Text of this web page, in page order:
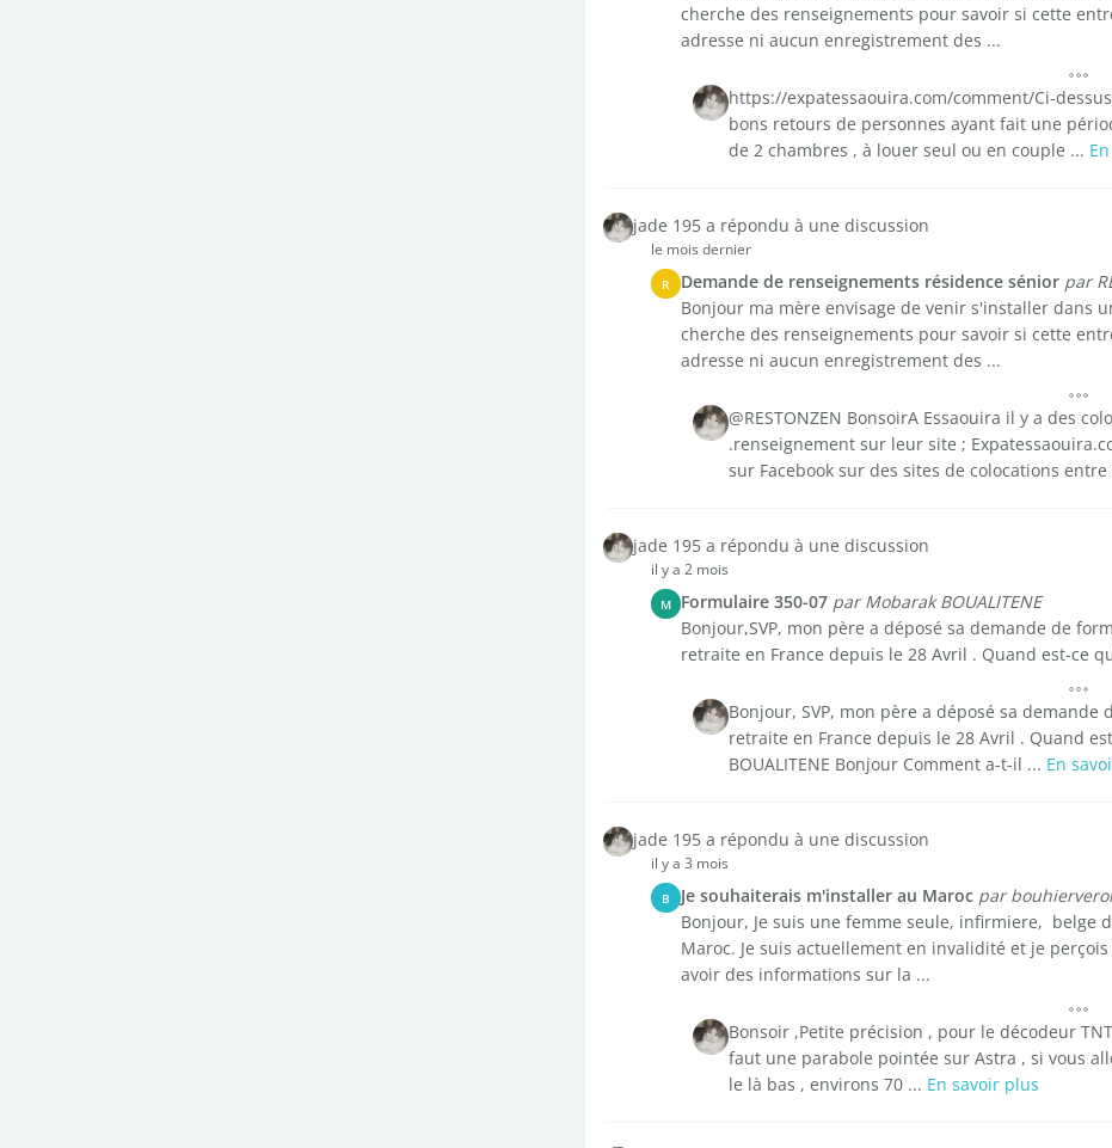
cherche des renseignements pour savoir si cette
adresse ni aucun enregistrement des ...
https://expatessaouira.com/comment/Ci-
bons retours de personnes ayant fait une
de 2 chambres , à louer seul ou en couple ...
jade 195 a répondu à une discussion
le mois dernier
R Demande de renseignements résidence sénior par
Bonjour ma mère envisage de venir s'installer dans
cherche des renseignements pour savoir si cette
adresse ni aucun enregistrement des ...
@RESTONZEN BonsoirA Essaouira il y a des
.renseignement sur leur site ;
sur Facebook sur des sites de colocations
jade 195 a répondu à une discussion
il y a 2 mois
M Formulaire 350-07 par Mobarak BOUALITENE
Bonjour,SVP, mon père a déposé sa demande de
retraite en France depuis le 28 Avril . Quand est-ce
Bonjour, SVP, mon père a déposé sa
retraite en France depuis le 28 Avril . Quand
BOUALITENE Bonjour Comment a-t-il ... En
jade 195 a répondu à une discussion
il y a 3 mois
B Je souhaiterais m'installer au Maroc par
Bonjour, Je suis une femme seule, infirmiere, belge
Maroc. Je suis actuellement en invalidité et je
avoir des informations sur la ...
Bonsoir ,Petite précision , pour le décodeur
faut une parabole pointée sur Astra , si vous
le là bas , environs 70 ... En savoir plus